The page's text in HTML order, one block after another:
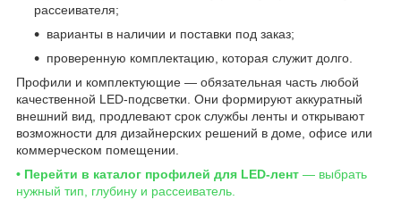
рассеивателя;
варианты в наличии и поставки под заказ;
проверенную комплектацию, которая служит долго.
Профили и комплектующие — обязательная часть любой
качественной LED-подсветки. Они формируют аккуратный
внешний вид, продлевают срок службы ленты и открывают
возможности для дизайнерских решений в доме, офисе или
коммерческом помещении.
• Перейти в каталог профилей для LED-лент — выбрать
нужный тип, глубину и рассеиватель.